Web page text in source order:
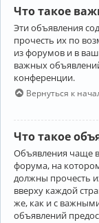
Что такое
Эти объявления
прочесть их по
из форумов и в
важных
конференции.
Вернуться к
Что такое
Объявления чаще
форума, на
должны прочесть
вверху каждой
же, как и с
объявлений